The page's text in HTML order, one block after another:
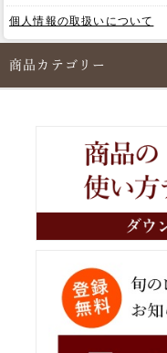
個人情報の取扱いについて
商品カテゴリー